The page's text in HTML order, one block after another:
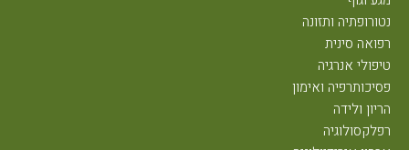
נטורופתיה ותזונה
רפואה סינית
טיפולי אנרגיה
פסיכותרפיה ואימון
הריון ולידה
רפלקסולוגיה